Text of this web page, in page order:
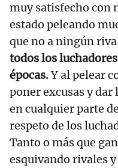
muy satisfecho con
estado peleando
que no a ningún
todos los
épocas.Y al pelear
poner excusas y dar
en cualquier parte
respeto de los
Tanto o más que
esquivando rivales